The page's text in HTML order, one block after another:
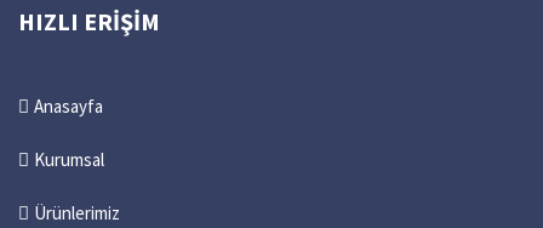
HIZLI ERIŞIM
Anasayfa
Kurumsal
Ürünlerimiz